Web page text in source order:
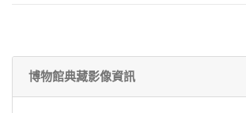
博物館典藏影像資訊